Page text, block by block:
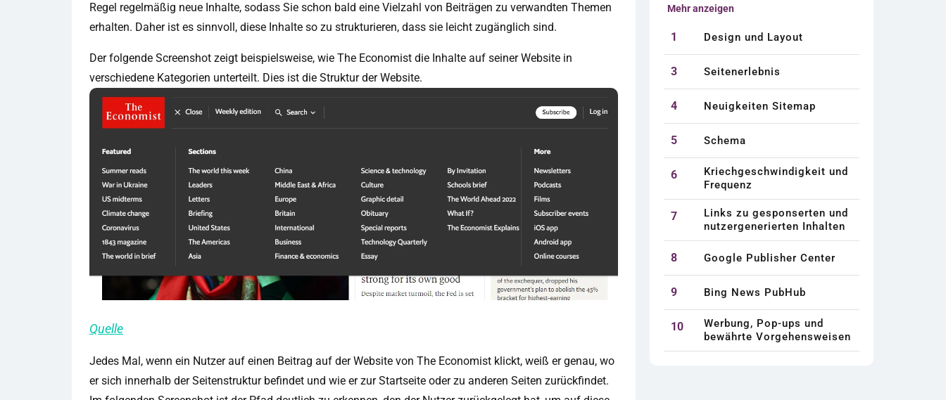
Regel regelmäßig neue Inhalte, sodass Sie schon bald eine Vielzahl von Beiträgen zu verwandten Themen
erhalten. Daher ist es sinnvoll, diese Inhalte so zu strukturieren, dass sie leicht zugänglich sind.
Der folgende Screenshot zeigt beispielsweise, wie The Economist die Inhalte auf seiner Website in
verschiedene Kategorien unterteilt. Dies ist die Struktur der Website.
Quelle
Jedes Mal, wenn ein Nutzer auf einen Beitrag auf der Website von The Economist klickt, weiß er genau, wo
er sich innerhalb der Seitenstruktur befindet und wie er zur Startseite oder zu anderen Seiten zurückfindet.
Mehr anzeigen
1 Design und Layout
3 Seitenerlebnis
4 Neuigkeiten Sitemap
5 Schema
6
Kriechgeschwindigkeit und
Frequenz
7
Links zu gesponserten und
nutzergenerierten Inhalten
8 Google Publisher Center
9 Bing News PubHub
10
Werbung, Pop-ups und
bewährte Vorgehensweisen